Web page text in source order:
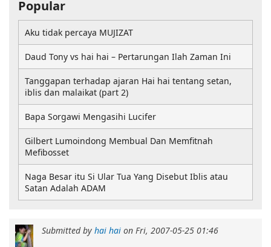
Submitted by hai hai on Fri, 2007-05-25 01:46
Popular
Aku tidak percaya MUJIZAT
Daud Tony vs hai hai – Pertarungan Ilah Zaman Ini
Tanggapan terhadap ajaran Hai hai tentang setan,
iblis dan malaikat (part 2)
Bapa Sorgawi Mengasihi Lucifer
Gilbert Lumoindong Membual Dan Memfitnah
Mefibosset
Naga Besar itu Si Ular Tua Yang Disebut Iblis atau
Satan Adalah ADAM